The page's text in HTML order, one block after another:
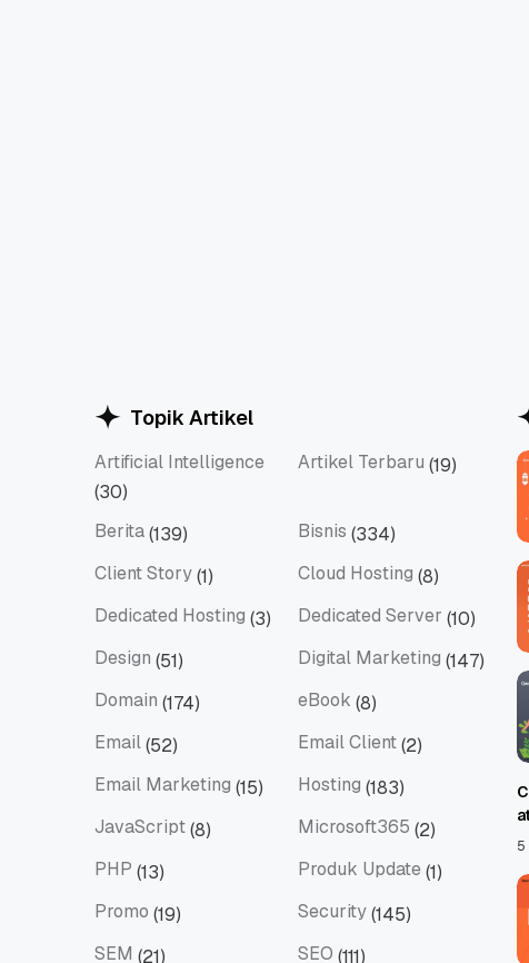
Topik Artikel
Artificial Intelligence
Artificial Intelligence
(30)
Artikel Terbaru (19)
Berita(139) Bisnis (334)
Client Story(1) Cloud Hosting (8)
Dedicated Hosting (3) Dedicated Server (10)
Design (51) Digital Marketing (147)
Domain (174) eBook (8)
Email(52) Email Client(2)
Email Marketing (15) Hosting (183)
JavaScript(8) Microsoft365 (2)
PHP (13) Produk Update (1)
Promo (19) Security(145)
SEM (21) SEO (111)
5